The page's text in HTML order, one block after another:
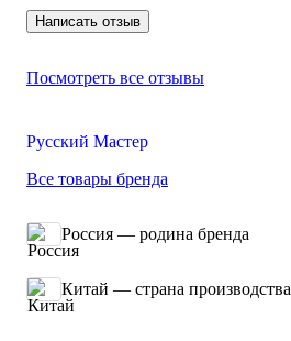
Написать отзыв
Посмотреть все отзывы
Русский Мастер
Все товары бренда
Россия — родина бренда
Китай — страна производства